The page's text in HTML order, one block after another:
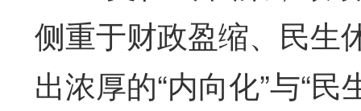
侧重于财政盈缩、民生
出浓厚的“内向化”与“